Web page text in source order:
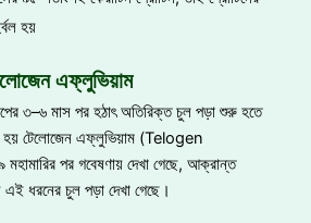
হয়
এফ্লুভিয়াম
৩–৬ মাস পর হঠাৎ অতিরিক্ত চুল পড়া শুরু হতে
টেলোজেন এফ্লুভিয়াম (Telogen
পর গবেষণায় দেখা গেছে, আক্রান্ত
এই ধরনের চুল পড়া দেখা গেছে।